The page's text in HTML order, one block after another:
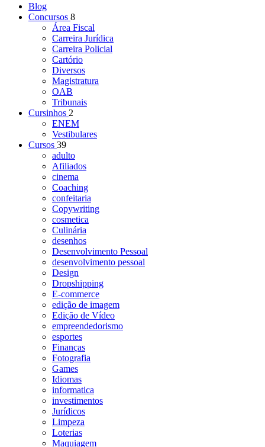
Blog
Concursos 8
Área Fiscal
Carreira Jurídica
Carreira Policial
Cartório
Diversos
Magistratura
OAB
Tribunais
Cursinhos 2
ENEM
Vestibulares
Cursos 39
adulto
Afiliados
cinema
Coaching
confeitaria
Copywriting
cosmetica
Culinária
desenhos
Desenvolvimento Pessoal
desenvolvimento pessoal
Design
Dropshipping
E-commerce
edição de imagem
Edição de Vídeo
empreendedorismo
esportes
Finanças
Fotografia
Games
Idiomas
informatica
investimentos
Jurídicos
Limpeza
Loterias
Maquiagem